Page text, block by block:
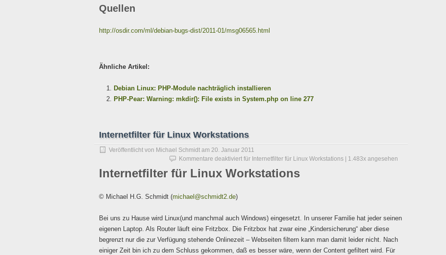
Quellen
http://osdir.com/ml/debian-bugs-dist/2011-01/msg06565.html
Ähnliche Artikel:
Debian Linux: PHP-Module nachträglich installieren
PHP-Pear: Warning: mkdir(): File exists in System.php on line 277
Internetfilter für Linux Workstations
Veröffentlicht von Michael Schmidt am 20. Januar 2011
Kommentare deaktiviert für Internetfilter für Linux Workstations | 1.483x angesehen
Internetfilter für Linux Workstations
© Michael H.G. Schmidt (michael@schmidt2.de)
Bei uns zu Hause wird Linux(und manchmal auch Windows) eingesetzt. In unserer Familie hat jeder seinen
eigenen Laptop. Als Router läuft eine Fritzbox. Die Fritzbox hat zwar eine „Kindersicherung“ aber diese
begrenzt nur die zur Verfügung stehende Onlinezeit – Webseiten filtern kann man damit leider nicht. Nach
einiger Zeit bin ich zu dem Schluss gekommen, daß es besser wäre, wenn der Content gefiltert wird. Für